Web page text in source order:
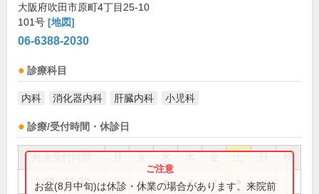
大阪府吹田市原町4丁目25-10
101号 [地図]
06-6388-2030
診療科目
内科 消化器内科 肝臓内科 小児科
診療/受付時間・休診日
祝
9:00～11:30 ● ● ● ● ●
お盆(8月中旬)は休診・休業の場合があります。来院前